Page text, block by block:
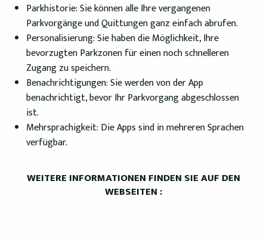
Parkhistorie: Sie können alle Ihre vergangenen
Parkvorgänge und Quittungen ganz einfach abrufen.
Personalisierung: Sie haben die Möglichkeit, Ihre
bevorzugten Parkzonen für einen noch schnelleren
Zugang zu speichern.
Benachrichtigungen: Sie werden von der App
benachrichtigt, bevor Ihr Parkvorgang abgeschlossen
ist.
Mehrsprachigkeit: Die Apps sind in mehreren Sprachen
verfügbar.
WEITERE INFORMATIONEN FINDEN SIE AUF DEN
WEBSEITEN :